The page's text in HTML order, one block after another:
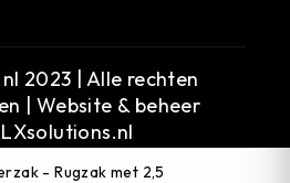
2023 | Alle rechten
| Website & beheer
LXsolutions.nl
- Rugzak met 2,5